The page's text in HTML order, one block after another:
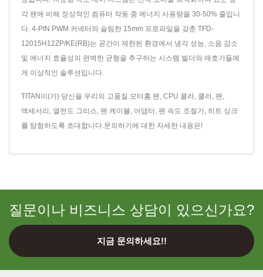
각 팬에 비해 정상적인 컴퓨터 작동 중 에너지 사용량을 30-50% 줄입니
다. 4-PIN PWM 커넥터와 슬림한 15mm 프로파일을 갖춘 TFD-
12015H12ZP/KE(RB)는 공간이 제한된 환경에서 냉각 성능, 소음 감소
및 에너지 효율성의 완벽한 균형을 추구하는 시스템 빌더와 애호가들에
게 이상적인 솔루션입니다.
TITAN이(가) 당신을 우리의 고품질 모터홈 팬 , CPU 쿨러 , 쿨러 , 팬 ,
액세서리 , 열전도 그리스, 팬 케이블, 어댑터 , 팬 속도 조절기 , 히트 싱크
를 탐험하도록 초대합니다.문의하기 에 대한 자세한 내용은!
질문이나 비즈니스 상담이 있으신가요?
지금 문의하세요!!